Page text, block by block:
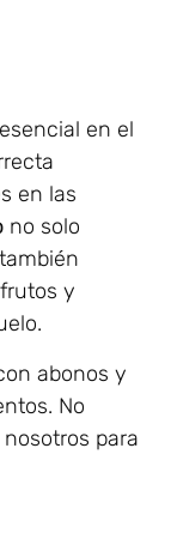
en el
en las
no solo
y
abonos y
No
para